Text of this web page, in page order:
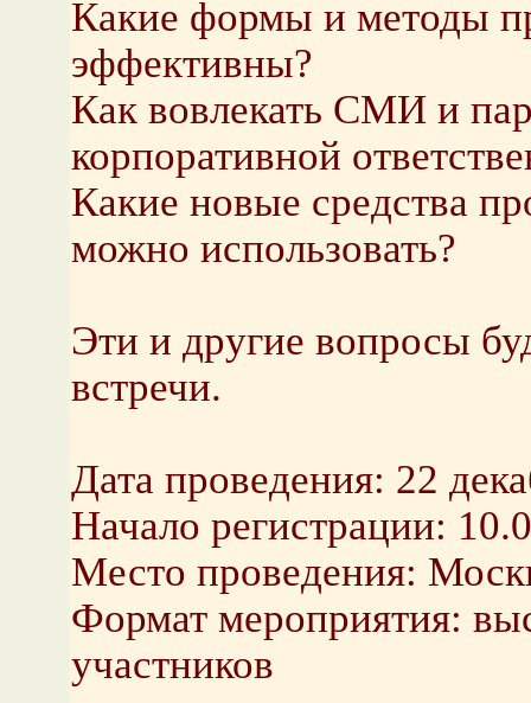
Какие формы и методы
эффективны?
Как вовлекать СМИ и
корпоративной
Какие новые средства
можно использовать?
Эти и другие вопросы
встречи.
Дата проведения: 22
Начало регистрации:
Место проведения:
Формат мероприятия:
участников